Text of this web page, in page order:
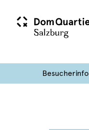
Besucherinfo